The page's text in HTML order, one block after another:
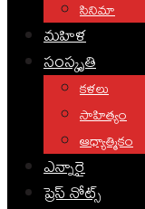
సినిమా
మహిళ
సంస్కృతి
కళలు
సాహిత్యం
ఆధ్యాత్మికం
ఎన్నారై
ప్రెస్ నోట్స్